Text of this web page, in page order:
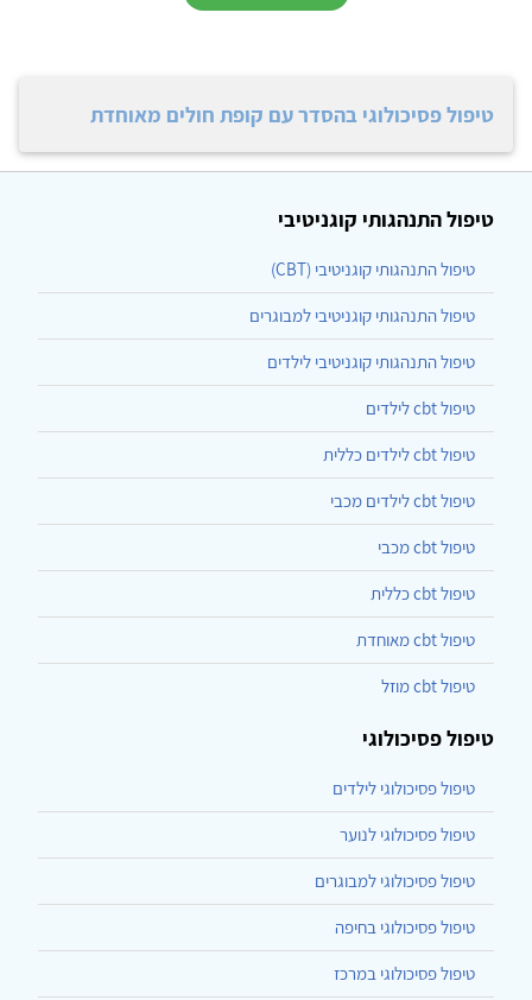
טיפול פסיכולוגי בהסדר עם קופת חולים מאוחדת
טיפול התנהגותי קוגניטיבי
טיפול התנהגותי קוגניטיבי (CBT)
טיפול התנהגותי קוגניטיבי למבוגרים
טיפול התנהגותי קוגניטיבי לילדים
טיפול cbt לילדים
טיפול cbt לילדים כללית
טיפול cbt לילדים מכבי
טיפול cbt מכבי
טיפול cbt כללית
טיפול cbt מאוחדת
טיפול cbt מוזל
טיפול פסיכולוגי
טיפול פסיכולוגי לילדים
טיפול פסיכולוגי לנוער
טיפול פסיכולוגי למבוגרים
טיפול פסיכולוגי בחיפה
טיפול פסיכולוגי במרכז